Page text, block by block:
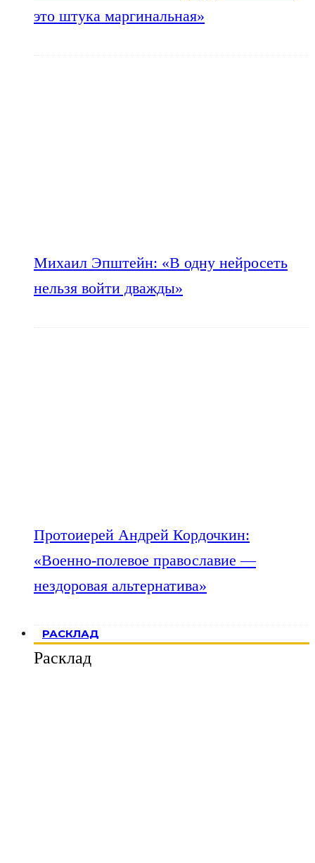
это штука маргинальная»
Михаил Эпштейн: «В одну нейросеть
нельзя войти дважды»
Протоиерей Андрей Кордочкин:
«Военно-полевое православие —
нездоровая альтернатива»
РАСКЛАД
Расклад